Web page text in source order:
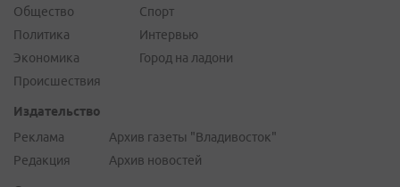
Общество
Политика
Экономика
Происшествия
Спорт
Интервью
Город на ладони
Издательство
Реклама
Редакция
Архив газеты "Владивосток"
Архив новостей